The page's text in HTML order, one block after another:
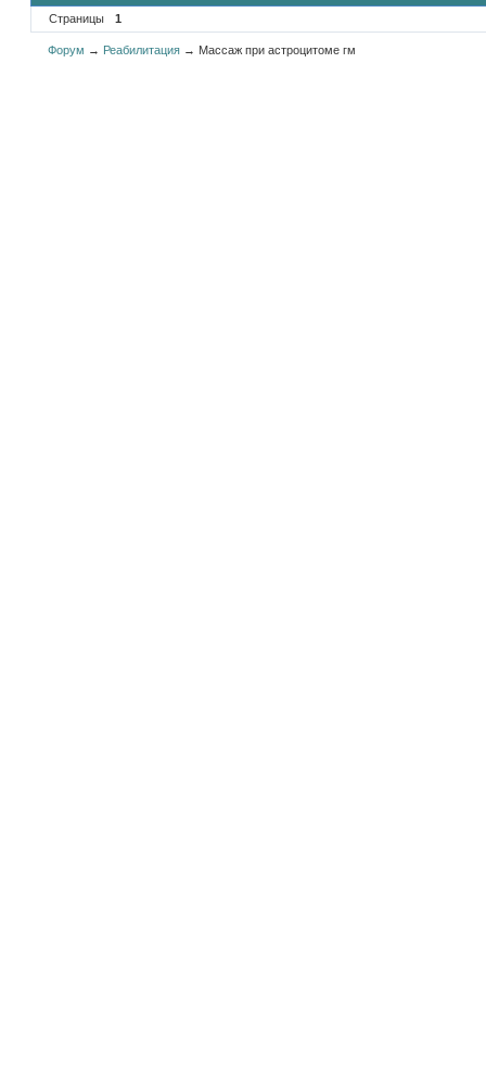
Страницы 1
Форум → Реабилитация → Массаж при астроцитоме гм